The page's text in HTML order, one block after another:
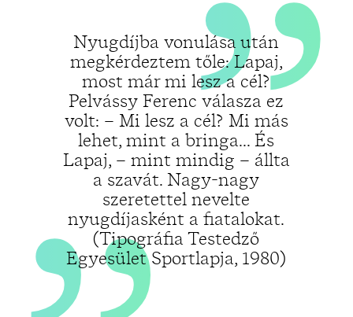
Nyugdíjba vonulása után
megkérdeztem tőle: Lapaj,
most már mi lesz a cél?
Pelvássy Ferenc válasza ez
volt: – Mi lesz a cél? Mi más
lehet, mint a bringa... És
Lapaj, – mint mindig – állta
a szavát. Nagy-nagy
szeretettel nevelte
nyugdíjasként a fiatalokat.
(Tipográfia Testedző
Egyesület Sportlapja, 1980)